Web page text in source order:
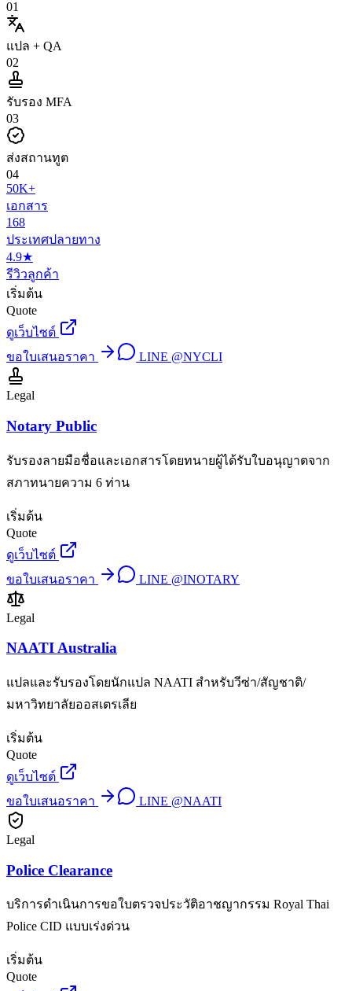
01
แปล + QA
02
รับรอง MFA
03
ส่งสถานทูต
04
50K+
เอกสาร
168
ประเทศปลายทาง
4.9★
รีวิวลูกค้า
เริ่มต้น
Quote
ดูเว็บไซต์
ขอใบเสนอราคา
LINE @NYCLI
Legal
Notary Public
รับรองลายมือชื่อและเอกสารโดยทนายผู้ได้รับใบอนุญาตจาก
สภาทนายความ 6 ท่าน
เริ่มต้น
Quote
ดูเว็บไซต์
ขอใบเสนอราคา
LINE @INOTARY
Legal
NAATI Australia
แปลและรับรองโดยนักแปล NAATI สำหรับวีซ่า/สัญชาติ/
มหาวิทยาลัยออสเตรเลีย
เริ่มต้น
Quote
ดูเว็บไซต์
ขอใบเสนอราคา
LINE @NAATI
Legal
Police Clearance
บริการดำเนินการขอใบตรวจประวัติอาชญากรรม Royal Thai
Police CID แบบเร่งด่วน
เริ่มต้น
Quote